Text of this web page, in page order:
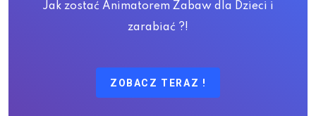
Jak zostać Animatorem Zabaw dla Dzieci i
zarabiać ?!
ZOBACZ TERAZ !